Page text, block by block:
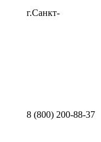
г.Санкт-
8 (800) 200-88-37